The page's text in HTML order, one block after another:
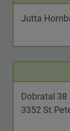
Jutta
Dobratal 38
3352